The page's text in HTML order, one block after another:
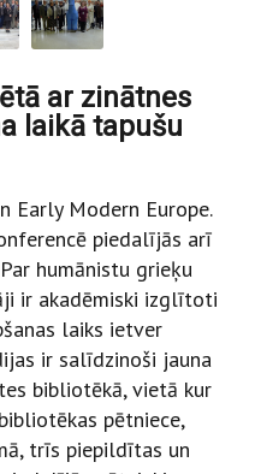
ar zinātnes
laikā tapušu
Early Modern Europe.
piedalījās arī
humānistu grieķu
ir akadēmiski izglītoti
laiks ietver
ir salīdzinoši jauna
bibliotēkā, vietā kur
pētniece,
trīs piepildītas un